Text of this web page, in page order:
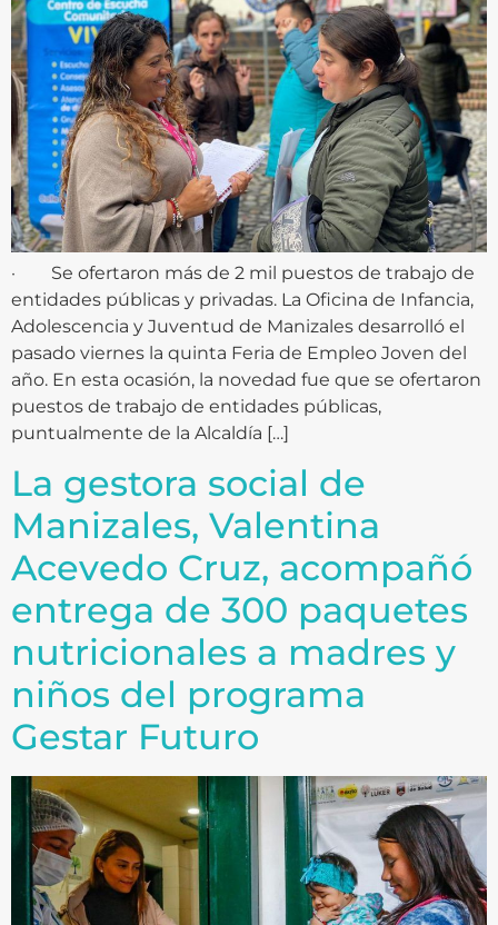
· Se ofertaron más de 2 mil puestos de trabajo de
entidades públicas y privadas. La Oficina de Infancia,
Adolescencia y Juventud de Manizales desarrolló el
pasado viernes la quinta Feria de Empleo Joven del
año. En esta ocasión, la novedad fue que se ofertaron
puestos de trabajo de entidades públicas,
puntualmente de la Alcaldía […]
La gestora social de
Manizales, Valentina
Acevedo Cruz, acompañó
entrega de 300 paquetes
nutricionales a madres y
niños del programa
Gestar Futuro